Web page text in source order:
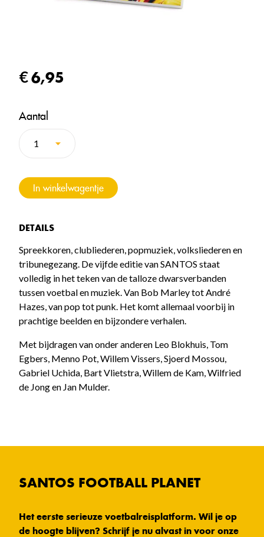
6,95
Aantal
In winkelwagentje
DETAILS
Spreekkoren, clubliederen, popmuziek, volksliederen en
tribunegezang. De vijfde editie van SANTOS staat
volledig in het teken van de talloze dwarsverbanden
tussen voetbal en muziek. Van Bob Marley tot André
Hazes, van pop tot punk. Het komt allemaal voorbij in
prachtige beelden en bijzondere verhalen.
Met bijdragen van onder anderen Leo Blokhuis, Tom
Egbers, Menno Pot, Willem Vissers, Sjoerd Mossou,
Gabriel Uchida, Bart Vlietstra, Willem de Kam, Wilfried
de Jong en Jan Mulder.
SANTOS FOOTBALL PLANET
Het eerste serieuze voetbalreisplatform. Wil je op
de hoogte blijven? Schrijf je nu alvast in voor onze